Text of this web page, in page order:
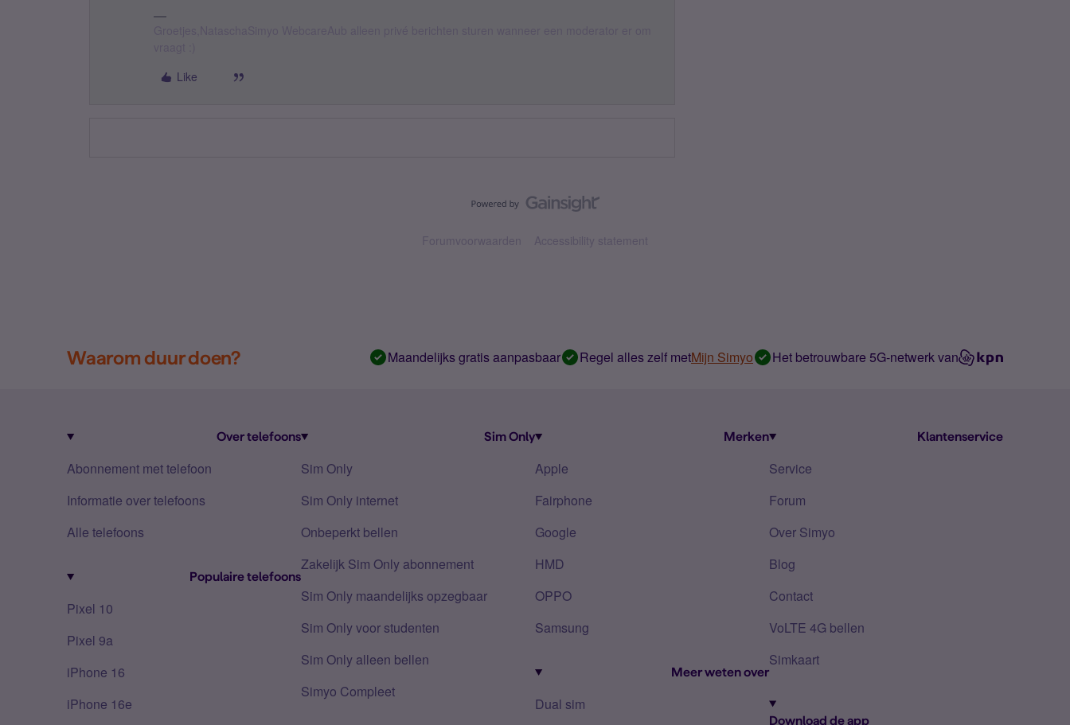
Like
Forumvoorwaarden Accessibility statement
Waarom duur doen? Maandelijks gratis aanpasbaar Regel alles zelf metMijn Simyo Het betrouwbare 5G-netwerk van
Over telefoons
Abonnement met telefoon
Informatie over telefoons
Alle telefoons
Populaire telefoons
Pixel 10
Pixel 9a
iPhone 16
iPhone 16e
Sim Only
Sim Only
Sim Only internet
Onbeperkt bellen
Zakelijk Sim Only abonnement
Sim Only maandelijks opzegbaar
Sim Only voor studenten
Sim Only alleen bellen
Simyo Compleet
Merken
Apple
Fairphone
Google
HMD
OPPO
Samsung
Meer weten over
Dual sim
Klantenservice
Service
Forum
Over Simyo
Blog
Contact
VoLTE 4G bellen
Simkaart
Download de app